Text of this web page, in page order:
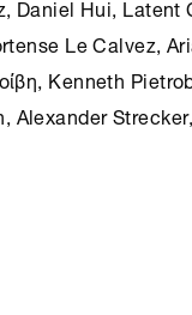
Le Calvez,
Kenneth
Alexander